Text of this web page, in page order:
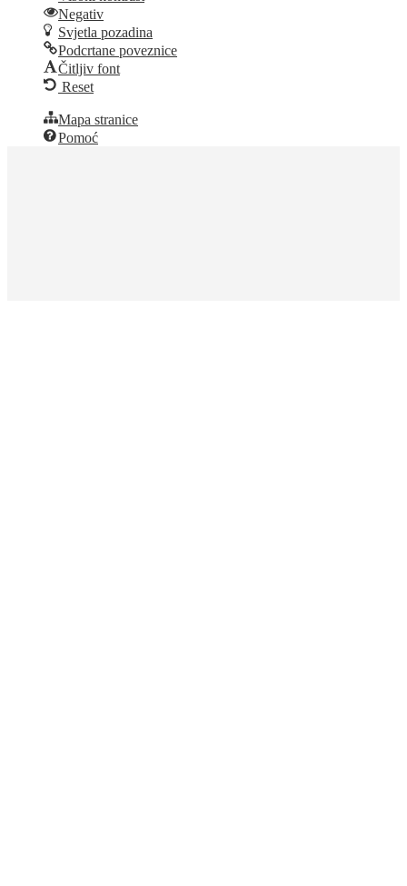
Negativ
Svjetla pozadina
Podcrtane poveznice
Čitljiv font
Reset
Mapa stranice
Pomoć